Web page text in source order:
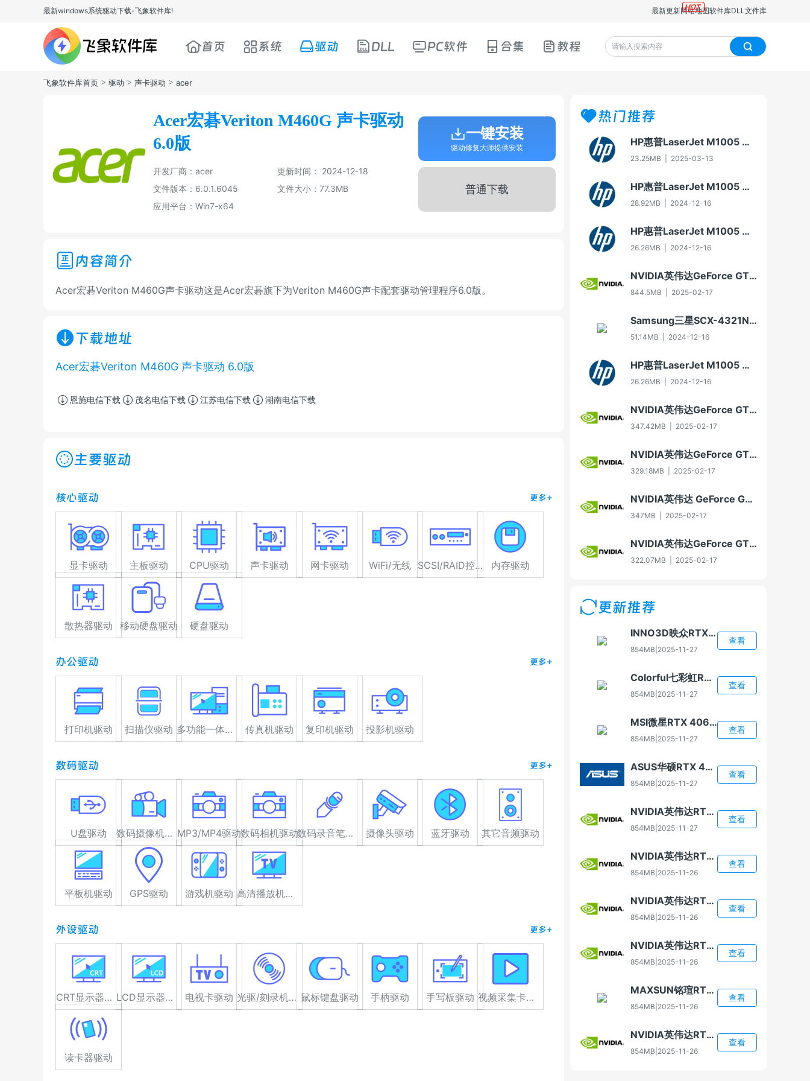
最新windows系统驱动下载-飞象软件库! 最新更新网站地图软件库DLL文件库
首页 系统 驱动 DLL PC软件 合集 教程
飞象软件库首页 > 驱动 > 声卡驱动 > acer
Acer宏碁Veriton M460G 声卡驱动
6.0版
开发厂商：acer
更新时间： 2024-12-18
文件版本：6.0.1.6045
文件大小：77.3MB
应用平台：Win7-x64
一键安装
驱动修复大师提供安装
普通下载
内容简介
Acer宏碁Veriton M460G声卡驱动这是Acer宏碁旗下为Veriton M460G声卡配套驱动管理程序6.0版。
下载地址
Acer宏碁Veriton M460G 声卡驱动 6.0版
恩施电信下载 茂名电信下载 江苏电信下载 湖南电信下载
主要驱动
核心驱动 更多+
显卡驱动 主板驱动 CPU驱动 声卡驱动 网卡驱动 WiFi/无线 SCSI/RAID控制器驱动 内存驱动
散热器驱动 移动硬盘驱动 硬盘驱动
办公驱动 更多+
打印机驱动 扫描仪驱动 多功能一体机驱动 传真机驱动 复印机驱动 投影机驱动
数码驱动 更多+
U盘驱动 数码摄像机驱动 MP3/MP4驱动数码相机驱动 数码录音笔驱动 摄像头驱动 蓝牙驱动 其它音频驱动
平板机驱动 GPS驱动 游戏机驱动 高清播放机驱动
外设驱动 更多+
CRT显示器驱动 LCD显示器驱动 电视卡驱动 光驱/刻录机驱动 鼠标键盘驱动 手柄驱动 手写板驱动 视频采集卡驱动
读卡器驱动
热门推荐
HP惠普LaserJet M1005 MFP多功能一体机即插即用驱动20070326版For Win7
23.25MB 2025-03-13
HP惠普LaserJet M1005 MFP多功能一体机驱动20060913版For Win2000/XP
28.92MB 2024-12-16
HP惠普LaserJet M1005 MFP多功能一体机即插即用驱动20070326版For Vista
26.26MB 2024-12-16
NVIDIA英伟达GeForce GTX 650显卡驱动For Win10-64
844.5MB 2025-02-17
Samsung三星SCX-4321NS多功能一体机打印驱动3.11.60.00:04版For WinXP-32/WinXP-64/Vista-32/Vista-64/Win7-32/Win7-64（2012年8月30日发布）
51.14MB 2024-12-16
HP惠普LaserJet M1005 MFP多功能一体机驱动20070326版For Vista
26.26MB 2024-12-16
NVIDIA英伟达GeForce GT 630显卡驱动For Win10-32
347.42MB 2025-02-17
NVIDIA英伟达GeForce GTX 750显卡驱动For Win7-32/Win8-32/Win8.1-32
329.18MB 2025-02-17
NVIDIA英伟达 GeForce GTX 550 Ti显卡驱动Win7 64/Win8 64/Win8.1 64
347MB 2025-02-17
NVIDIA英伟达GeForce GTX 960显卡驱动For Win7-32/Win8-32/Win8.1-32
322.07MB 2025-02-17
更新推荐
INNO3D映众RTX 4060显卡驱动
854MB 2025-11-27
查看
Colorful七彩虹RTX 4060显卡驱动
854MB 2025-11-27
查看
MSI微星RTX 4060显卡驱动
854MB 2025-11-27
查看
ASUS华硕RTX 4060显卡驱动
854MB 2025-11-27
查看
NVIDIA英伟达RTX 4080 Super显卡驱动
854MB 2025-11-27
查看
NVIDIA英伟达RTX 4070显卡驱动
854MB 2025-11-26
查看
NVIDIA英伟达RTX 5060显卡驱动
854MB 2025-11-26
查看
NVIDIA英伟达RTX 5060 Ti显卡驱动
854MB 2025-11-26
查看
MAXSUN铭瑄RTX 5060 Ti显卡驱动
854MB 2025-11-26
查看
NVIDIA英伟达RTX 5070显卡驱动
854MB 2025-11-26
查看